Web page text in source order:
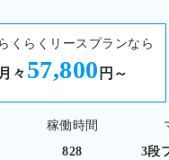
くらくリースプランなら
月々 57,800 円～
稼働時間
828
3段